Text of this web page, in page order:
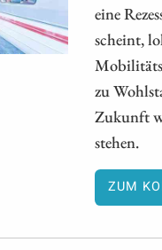
eine
scheint,
zu
Zukunft
stehen.
ZUM